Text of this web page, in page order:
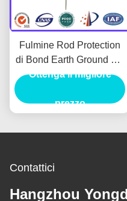
Fulmine Rod Protection
di Bond Earth Ground del
bottaio dell'emissione
MOVIMENTI
Ottenga il migliore
prezzo
Contattici
Hangzhou